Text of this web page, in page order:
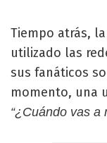
Tiempo atrás,
utilizado las
sus fanáticos
momento, una
“¿Cuándo vas a